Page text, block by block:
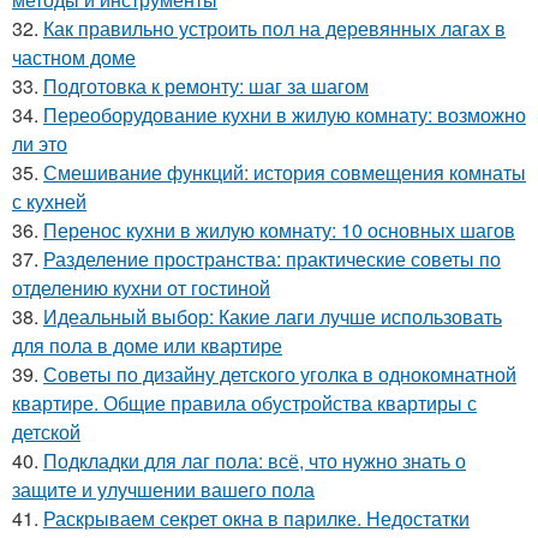
32. Как правильно устроить пол на деревянных лагах в
частном доме
33. Подготовка к ремонту: шаг за шагом
34. Переоборудование кухни в жилую комнату: возможно
ли это
35. Смешивание функций: история совмещения комнаты
с кухней
36. Перенос кухни в жилую комнату: 10 основных шагов
37. Разделение пространства: практические советы по
отделению кухни от гостиной
38. Идеальный выбор: Какие лаги лучше использовать
для пола в доме или квартире
39. Советы по дизайну детского уголка в однокомнатной
квартире. Общие правила обустройства квартиры с
детской
40. Подкладки для лаг пола: всё, что нужно знать о
защите и улучшении вашего пола
41. Раскрываем секрет окна в парилке. Недостатки